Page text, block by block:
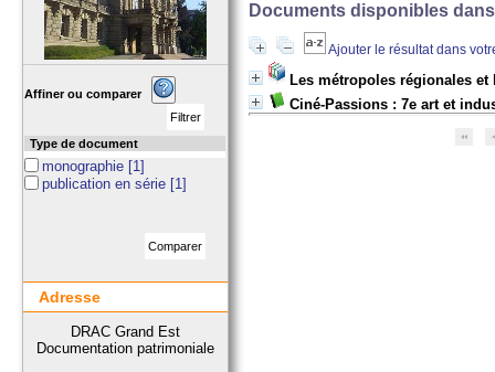
Documents disponibles
Ajouter le résultat dans
Les métropoles régionales et
Ciné-Passions : 7e art et
Affiner ou comparer
Type de document
monographie [1]
publication en série [1]
Adresse
DRAC Grand Est
Documentation patrimoniale